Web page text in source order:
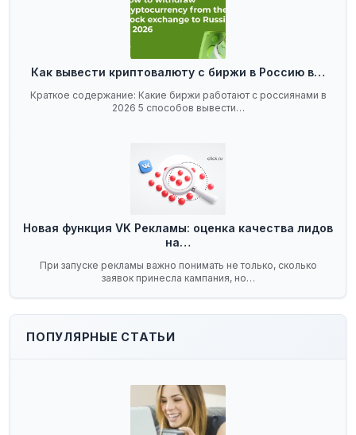
Как вывести криптовалюту с биржи в Россию в…
Краткое содержание: Какие биржи работают с россиянами в
2026 5 способов вывести…
Новая функция VK Рекламы: оценка качества лидов
на…
При запуске рекламы важно понимать не только, сколько
заявок принесла кампания, но…
ПОПУЛЯРНЫЕ СТАТЬИ